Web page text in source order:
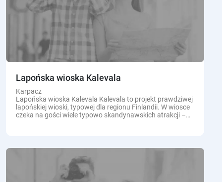
Lapońska wioska Kalevala
Karpacz
Lapońska wioska Kalevala Kalevala to projekt prawdziwej
lapońskiej wioski, typowej dla regionu Finlandii. W wiosce
czeka na gości wiele typowo skandynawskich atrakcji –